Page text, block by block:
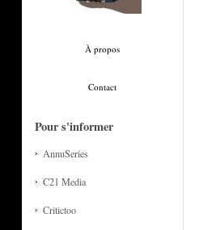
À propos
Contact
Pour s'informer
AnnuSeries
C21 Media
Critictoo